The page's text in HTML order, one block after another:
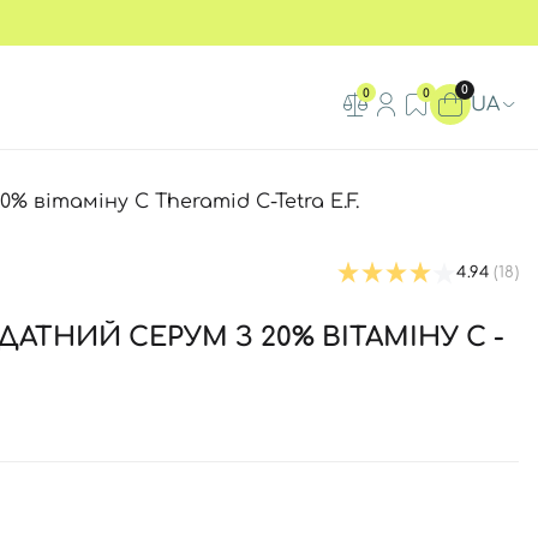
0 0 0
UA
вітаміну С Theramid C-Tetra E.F.
4.94(18)
СЕРУМ З 20% ВІТАМІНУ С -